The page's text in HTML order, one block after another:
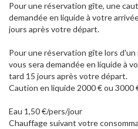
Pour une réservation gîte, une
demandée en liquide à votre
jours après votre départ.
Pour une réservation gîte lors
vous sera demandée en liquide à
tard 15 jours après votre départ.
Caution en liquide 2000 € ou 3000
Eau 1,50 €/pers/jour
Chauffage suivant votre